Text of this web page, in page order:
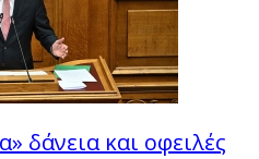
δάνεια και οφειλές